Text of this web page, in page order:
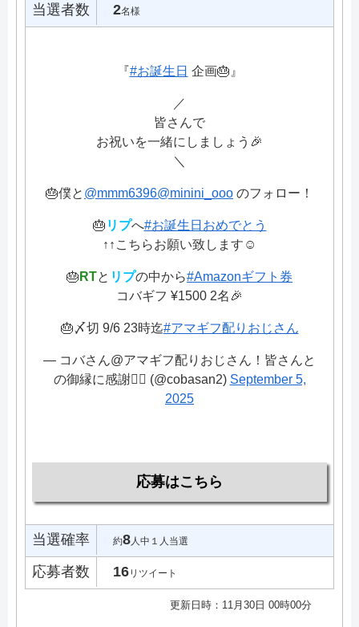
当選者数
2名様
『#お誕生日 企画🎂』
／
皆さんで
お祝いを一緒にしましょう🎉
＼
🎂僕と @mmm6396@minini_ooo のフォロー！
🎂 リプへ#お誕生日おめでとう
↑↑こちらお願い致します☺️
🎂 RTと リプの中から#Amazonギフト券
コバギフ ¥1500 2名🎉
🎂〆切 9/6 23時迄#アマギフ配りおじさん
— コバさん@アマギフ配りおじさん！皆さんと
の御縁に感謝🙇‍♂️ (@cobasan2) September 5,
2025
応募はこちら
当選確率 約8 人中１人当選
応募者数 16リツイート
更新日時：11月30日 00時00分